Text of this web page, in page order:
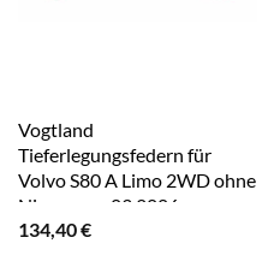
Vogtland
Tieferlegungsfedern für
Volvo S80 A Limo 2WD ohne
Niveaureg. 03.2006-
134,40€